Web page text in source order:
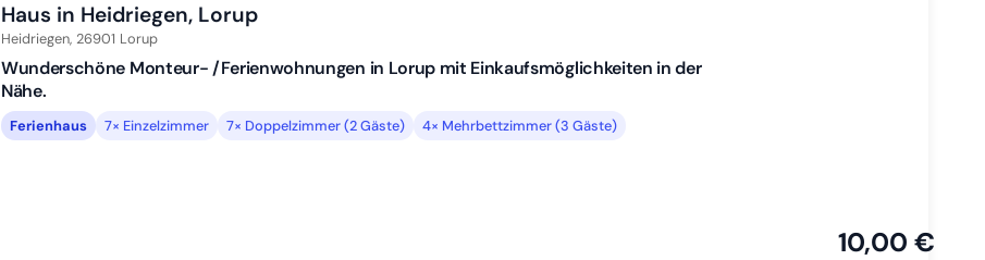
Haus in Heidriegen, Lorup
Heidriegen, 26901 Lorup
Wunderschöne Monteur- /Ferienwohnungen in Lorup mit Einkaufsmöglichkeiten in der
Nähe.
Ferienhaus 7× Einzelzimmer 7× Doppelzimmer (2 Gäste) 4× Mehrbettzimmer (3 Gäste)
10,00 €